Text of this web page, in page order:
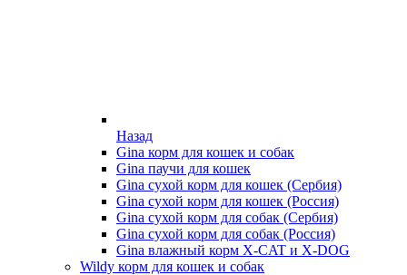
Назад
Gina корм для кошек и собак
Gina паучи для кошек
Gina сухой корм для кошек (Сербия)
Gina сухой корм для кошек (Россия)
Gina сухой корм для собак (Сербия)
Gina сухой корм для собак (Россия)
Gina влажный корм X-CAT и X-DOG
Wildy корм для кошек и собак